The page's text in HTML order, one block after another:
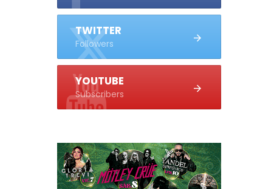
TWITTER
Followers
YOUTUBE
Subscribers